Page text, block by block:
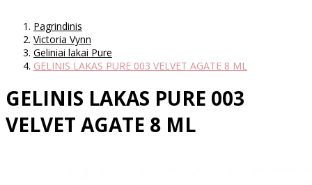
Pagrindinis
Victoria Vynn
Geliniai lakai Pure
GELINIS LAKAS PURE 003 VELVET AGATE 8 ML
GELINIS LAKAS PURE 003
VELVET AGATE 8 ML